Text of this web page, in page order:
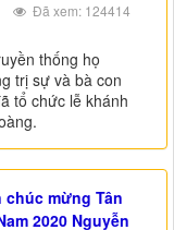
Đã xem: 124414
thống họ
trị sự và bà con
tổ chức lễ khánh
mừng Tân
2020 Nguyễn